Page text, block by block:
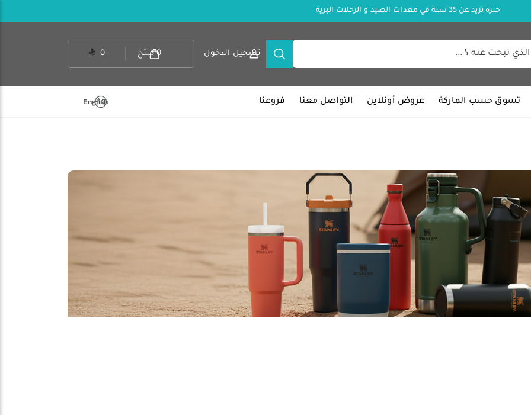
خبرة تزيد عن 35 سنة في معدات الصيد و الرحلات البرية
تسجيل الدخول 0 منتج 0
تسوق حسب الماركة عروض أونلاين التواصل معنا فروعنا English